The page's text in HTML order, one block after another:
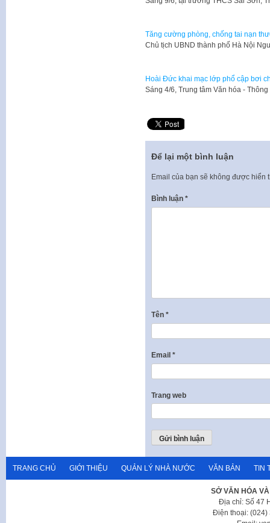
Tăng cường phòng, chống tai nạn
Chủ tịch UBND thành phố Hà Nội
Hoài Đức khai mạc lớp phổ cập bơi
Sáng 4/6, Trung tâm Văn hóa -
Để lại một bình luận
Email của bạn sẽ không được hiển
Bình luận *
Tên *
Email *
Trang web
TRANG CHỦ GIỚI THIỆU QUẢN LÝ NHÀ NƯỚC VĂN BẢN TIN
SỞ VĂN HÓA
Địa chỉ: Số 47
Điện thoại: (024)